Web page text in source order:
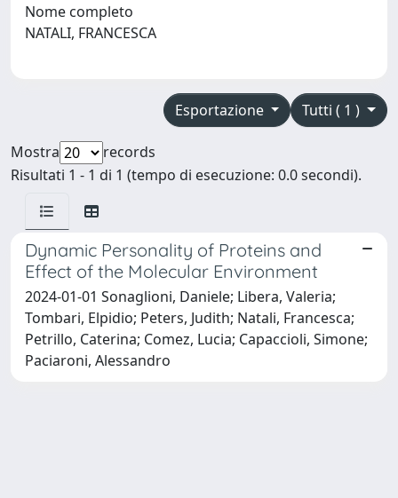
Nome completo
NATALI, FRANCESCA
Tutti ( 1 )
Esportazione
Mostra
records
Risultati 1 - 1 di 1 (tempo di esecuzione: 0.0 secondi).
Dynamic Personality of Proteins and
Effect of the Molecular Environment
2024-01-01 Sonaglioni, Daniele; Libera, Valeria;
Tombari, Elpidio; Peters, Judith; Natali, Francesca;
Petrillo, Caterina; Comez, Lucia; Capaccioli, Simone;
Paciaroni, Alessandro